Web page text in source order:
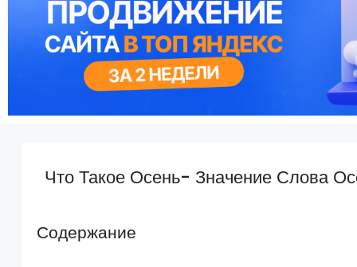
Что Такое Осень- Значение Слова
Содержание